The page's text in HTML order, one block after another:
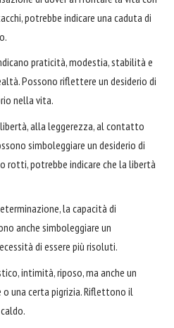
potrebbe indicare una caduta di
praticità, modestia, stabilità e
Possono riflettere un desiderio di
nella vita.
alla leggerezza, al contatto
simboleggiare un desiderio di
rotti, potrebbe indicare che la libertà
la capacità di
anche simboleggiare un
di essere più risoluti.
intimità, riposo, ma anche un
una certa pigrizia. Riflettono il